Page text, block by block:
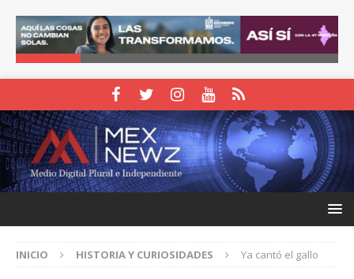
INICIO HISTORIA Y CURIOSIDADES Ya cantó el gallo